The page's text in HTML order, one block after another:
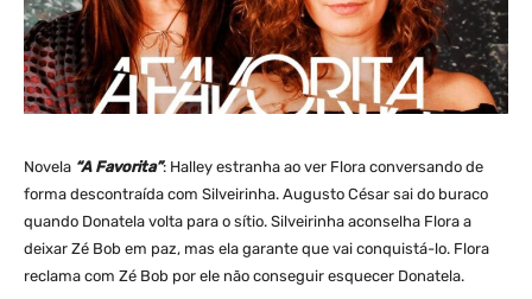
Novela “A Favorita”: Halley estranha ao ver Flora conversando de
forma descontraída com Silveirinha. Augusto César sai do buraco
quando Donatela volta para o sítio. Silveirinha aconselha Flora a
deixar Zé Bob em paz, mas ela garante que vai conquistá-lo. Flora
reclama com Zé Bob por ele não conseguir esquecer Donatela.